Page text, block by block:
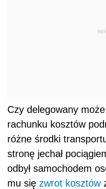
Czy delegowany
rachunku kosztów
różne środki
stronę jechał
odbył samochodem
mu się zwrot kosztów